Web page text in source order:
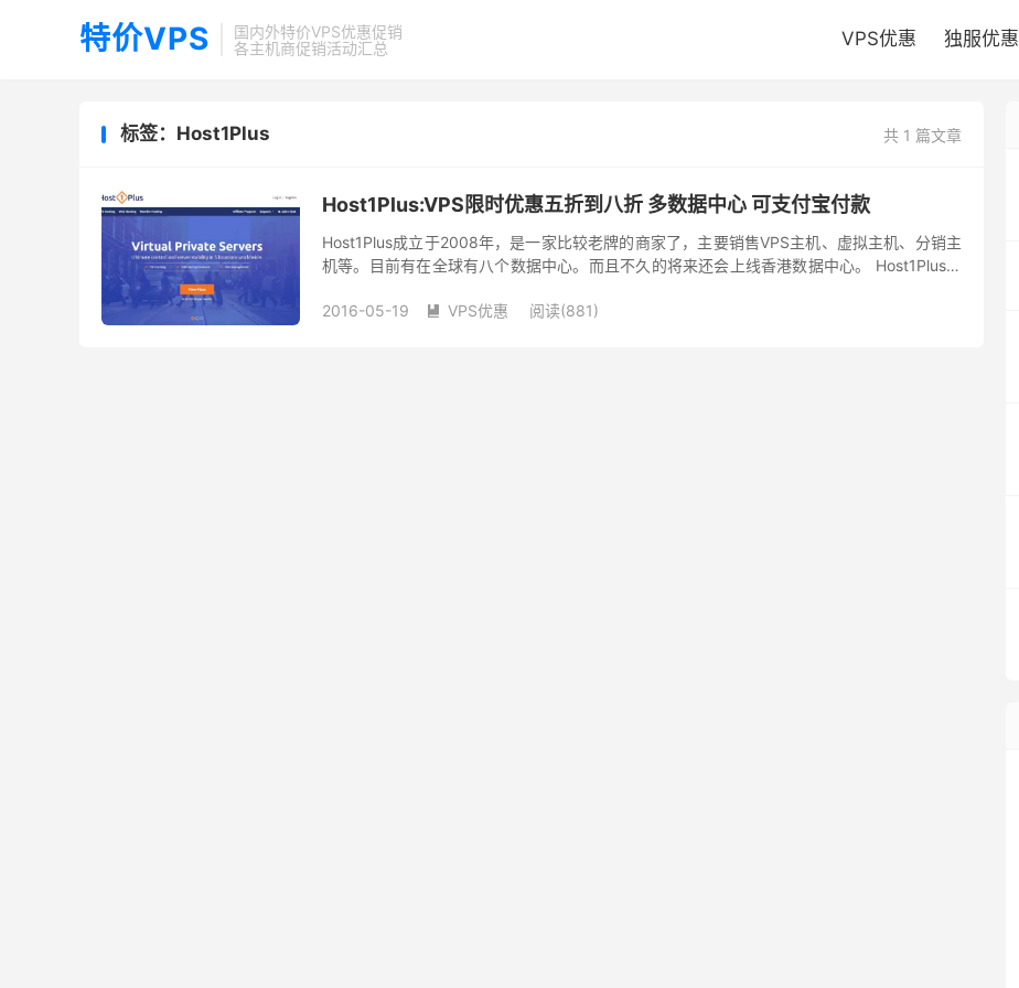
特价VPS
国内外特价VPS优惠促销
各主机商促销活动汇总
VPS优惠 独服优惠
共 1 篇文章
标签：Host1Plus
Host1Plus:VPS限时优惠五折到八折 多数据中心 可支付宝付款
Host1Plus成立于2008年，是一家比较老牌的商家了，主要销售VPS主机、虚拟主机、分销主
机等。目前有在全球有八个数据中心。而且不久的将来还会上线香港数据中心。 Host1Plus发
2016-05-19
 VPS优惠 阅读(881)